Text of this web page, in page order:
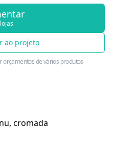
ao projeto
orçamentos de vários produtos
cromada